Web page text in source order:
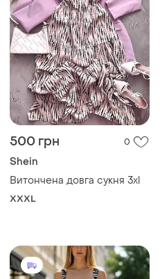
500 грн 0
Shein
Витончена довга сукня 3xl
XXXL